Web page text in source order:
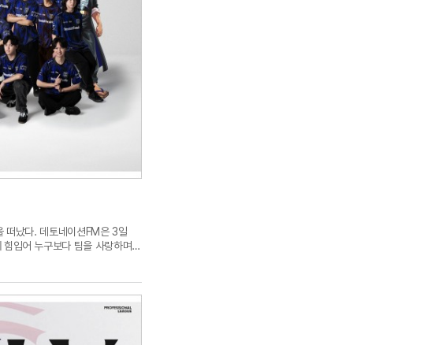
떠났다. 데토네이션FM은 3일
입어 누구보다 팀을 사랑하며
전체가 감사드린다고 말하고